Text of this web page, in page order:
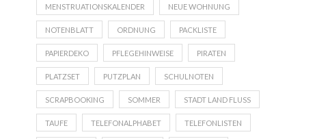
MENSTRUATIONSKALENDER NEUE WOHNUNG
NOTENBLATT ORDNUNG PACKLISTE
PAPIERDEKO PFLEGEHINWEISE PIRATEN
PLATZSET PUTZPLAN SCHULNOTEN
SCRAPBOOKING SOMMER STADT LAND FLUSS
TAUFE TELEFONALPHABET TELEFONLISTEN